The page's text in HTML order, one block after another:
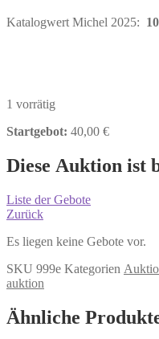
Katalogwert Michel 2025:
1 vorrätig
Startgebot: 40,00 €
Diese Auktion ist
Liste der Gebote
Zurück
Es liegen keine Gebote vor.
SKU 999e Kategorien
auktion
Ähnliche